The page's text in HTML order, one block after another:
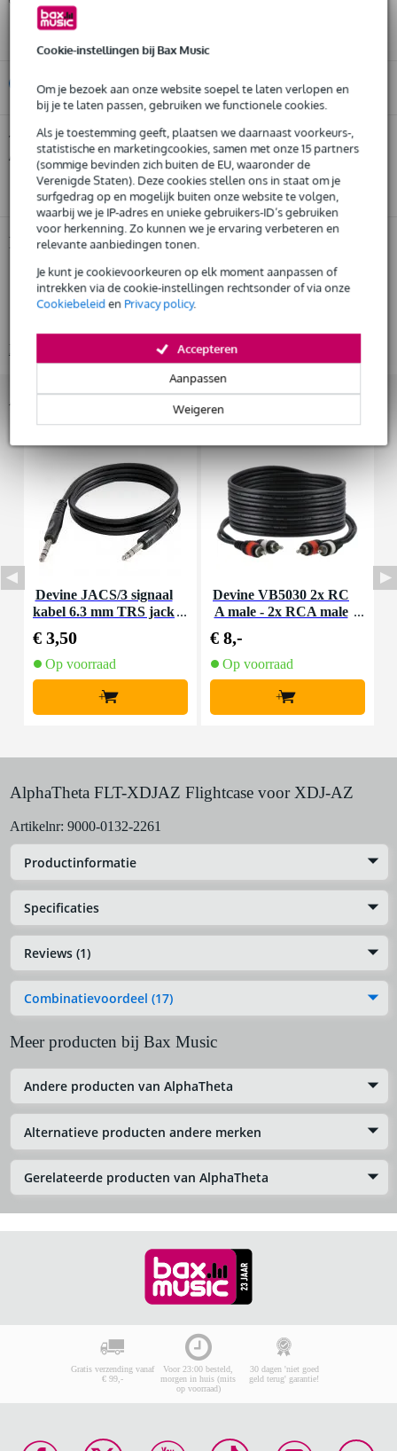
Cookie-instellingen bij Bax Music
Om je bezoek aan onze website soepel te laten verlopen en
bij je te laten passen, gebruiken we functionele cookies.
Als je toestemming geeft, plaatsen we daarnaast voorkeurs-,
statistische en marketingcookies, samen met onze 15 partners
(sommige bevinden zich buiten de EU, waaronder de
Verenigde Staten). Deze cookies stellen ons in staat om je
surfgedrag op en mogelijk buiten onze website te volgen,
waarbij we je IP-adres en unieke gebruikers-ID’s gebruiken
voor herkenning. Zo kunnen we je ervaring verbeteren en
relevante aanbiedingen tonen.
Je kunt je cookievoorkeuren op elk moment aanpassen of
intrekken via de cookie-instellingen rechtsonder of via onze
Cookiebeleiden Privacy policy.
Weigeren
Aanpassen
Accepteren
voordelen
€ 15,45 eenmalig
Huur dit product
Huur dit product al vanaf 22 euro per maand
Huur meerdere producten tegelijk: min. € 300,- en max.
€ 2.500,-
Gratisthuisbezorgd of op te halen in de winkel
Al na 4 maanden maandelijks opzegbaar
De mogelijkheid om je product(en) met korting te kopen
Snelle vervanging door Bax Music bij een defect
Huur dit product
Twijfel je of deAlphaTheta FLT-XDJAZ Flightcase voor XDJ-
AZ bij je past? Doe de check.
Start de check
Productinformatie
DJ-CONTROLLER Flightcase
Geschikt voor: XDJ-AZ & XDJ-XZ
Bekijk alle productspecificaties
Accessoires (10)
Devine JACS/3 signaal
kabel 6.3 mm TRS jack
€ 3,50
Op voorraad
+
Devine VB5030 2x RC
A male - 2x RCA male
€ 8,-
Op voorraad
+
AlphaTheta FLT-XDJAZ Flightcase voor XDJ-AZ
Artikelnr: 9000-0132-2261
Productinformatie
Specificaties
Reviews (1)
Combinatievoordeel (17)
Meer producten bij Bax Music
Andere producten van AlphaTheta
Alternatieve producten andere merken
Gerelateerde producten van AlphaTheta
Gratis verzending vanaf
€ 99,-
Voor 23:00 besteld,
morgen in huis (mits
op voorraad)
30 dagen 'niet goed
geld terug' garantie!